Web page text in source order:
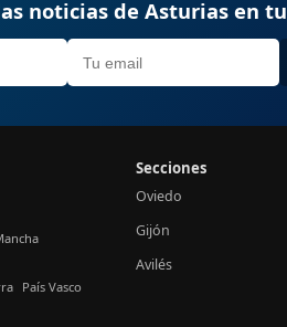
noticias de Asturias en
País Vasco
Secciones
Oviedo
Gijón
Avilés